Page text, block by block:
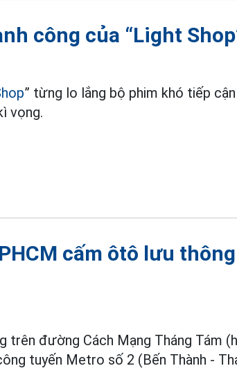
công của “Light
” từng lo lắng bộ phim khó tiếp cận
vọng.
cấm ôtô lưu
trên đường Cách Mạng Tháng Tám
tuyến Metro số 2 (Bến Thành -